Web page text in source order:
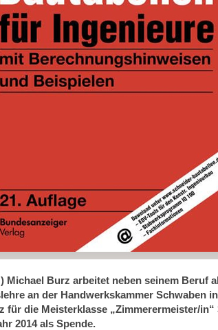
Michael Burz arbeitet neben seinem Beruf
an der Handwerkskammer Schwaben
die Meisterklasse „Zimmerermeister/in“
2014 als Spende.